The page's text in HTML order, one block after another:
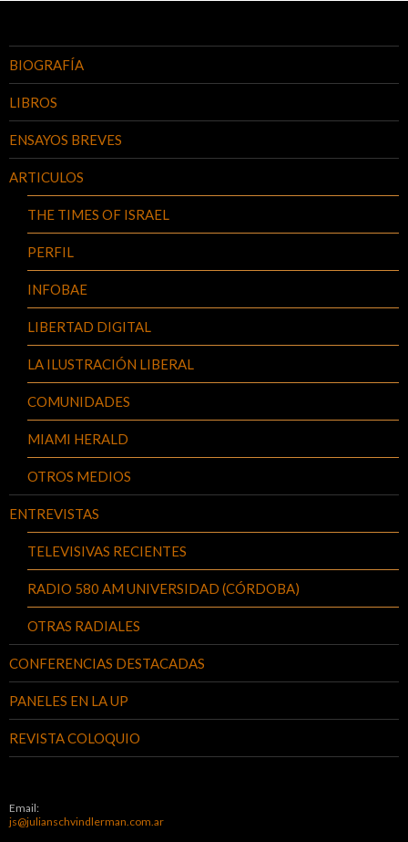
BIOGRAFÍA
LIBROS
ENSAYOS BREVES
ARTICULOS
THE TIMES OF ISRAEL
PERFIL
INFOBAE
LIBERTAD DIGITAL
LA ILUSTRACIÓN LIBERAL
COMUNIDADES
MIAMI HERALD
OTROS MEDIOS
ENTREVISTAS
TELEVISIVAS RECIENTES
RADIO 580 AM UNIVERSIDAD (CÓRDOBA)
OTRAS RADIALES
CONFERENCIAS DESTACADAS
PANELES EN LA UP
REVISTA COLOQUIO
Email:
js@julianschvindlerman.com.ar